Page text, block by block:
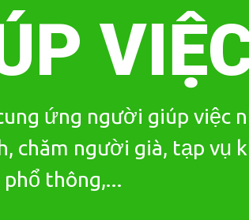
ứng người giúp việc
chăm người già, tạp vụ
thông,...